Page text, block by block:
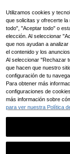
20.843
Utilizamos cookies y
que solicitas y ofrecerte la
todo", "Aceptar todo" o
elección. Al seleccionar
que nos ayudan a
el contenido y los
Al seleccionar "Rechazar
que hacen que nuestro
configuración de tu
Para obtener más
configuraciones de
más información sobre
para ver nuestra Política